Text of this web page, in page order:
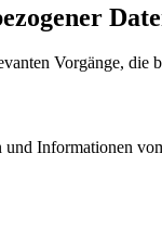
Vorgänge, die
Informationen